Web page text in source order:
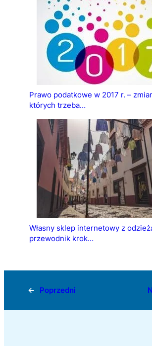
Prawo podatkowe w 2017 r. –
których trzeba…
Własny sklep internetowy z
przewodnik krok…
← Poprzedni